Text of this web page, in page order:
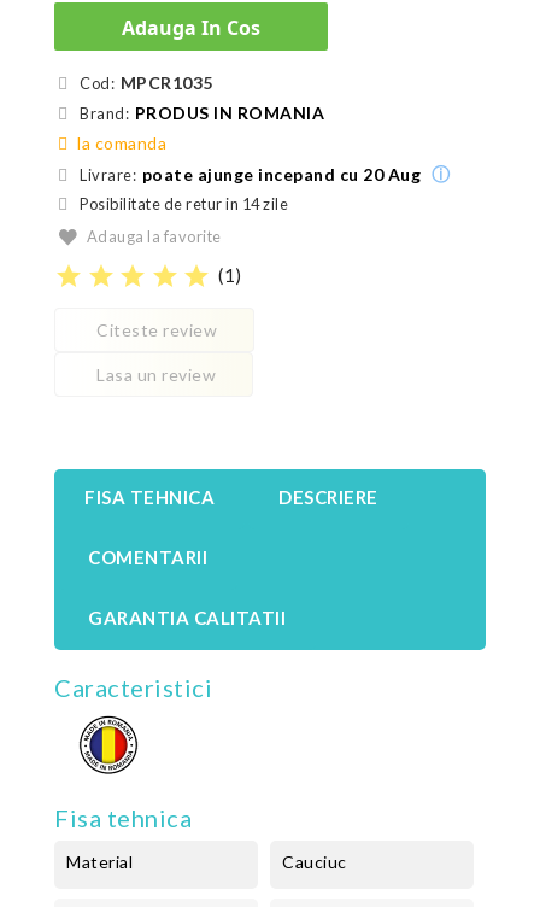
Adauga In Cos
Cod: MPCR1035
Brand: PRODUS IN ROMANIA
la comanda
Livrare: poate ajunge incepand cu 20 Aug ⓘ
Posibilitate de retur in 14 zile
Adauga la favorite
star star star star star (1)
Citeste review
Lasa un review
FISA TEHNICA DESCRIERE
COMENTARII
GARANTIA CALITATII
Caracteristici
Fisa tehnica
Material Cauciuc